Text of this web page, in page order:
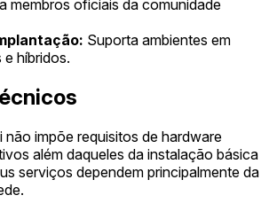
membros oficiais da comunidade
Suporta ambientes em
híbridos.
não impõe requisitos de hardware
além daqueles da instalação básica
serviços dependem principalmente da